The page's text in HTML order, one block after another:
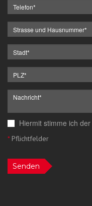
Hiermit stimme ich der
*Pflichtfelder
Senden